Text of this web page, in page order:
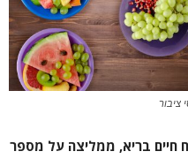
ציבור
חיים בריא, ממליצה על מספר